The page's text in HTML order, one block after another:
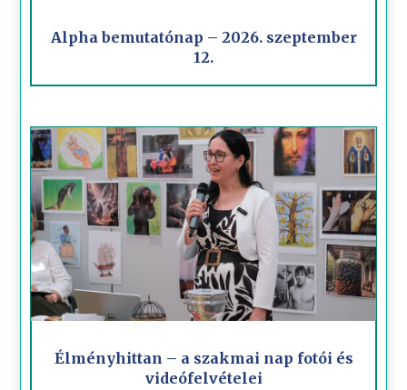
Alpha bemutatónap – 2026. szeptember
12.
Élményhittan – a szakmai nap fotói és
videófelvételei